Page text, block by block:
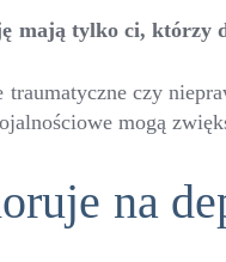
mają tylko ci, którzy
traumatyczne czy
mogą
na